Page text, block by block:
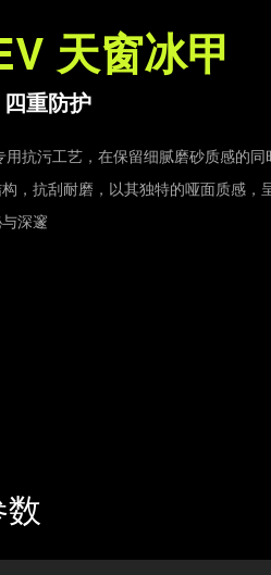
天窗冰甲
重防护
用抗污工艺，在保留细腻磨砂质感的
，抗刮耐磨，以其独特的哑面质感，
深邃